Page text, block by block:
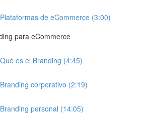
de eCommerce (3:00)
para eCommerce
es el Branding (4:45)
corporativo (2:19)
personal (14:05)